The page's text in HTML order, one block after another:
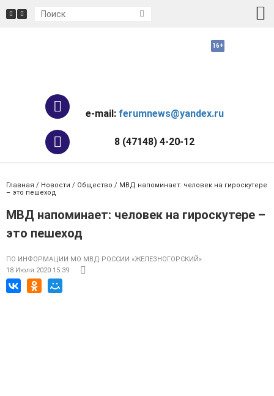
e-mail: ferumnews@yandex.ru
8 (47148) 4-20-12
Главная / Новости / Общество / МВД напоминает: человек на гироскутере
– это пешеход
МВД напоминает: человек на гироскутере –
это пешеход
ПО ИНФОРМАЦИИ МО МВД РОССИИ «ЖЕЛЕЗНОГОРСКИЙ»
18 Июля 2020 15:39